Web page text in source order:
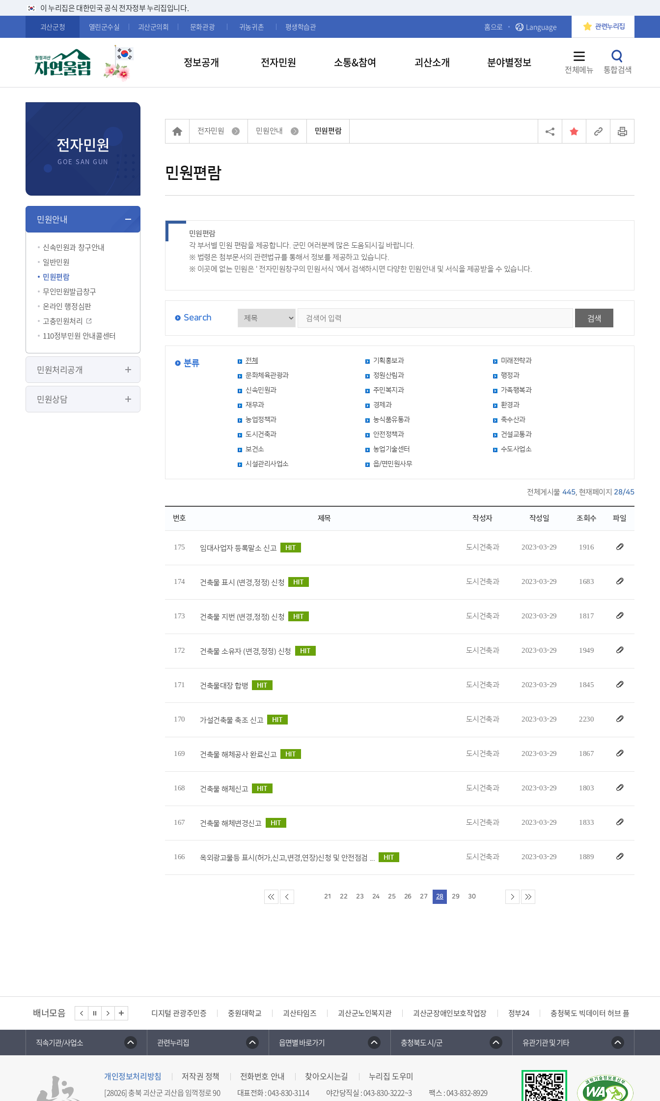
이 누리집은 대한민국 공식 전자정부 누리집입니다.
괴산군청 열린군수실 괴산군의회 문화관광 귀농귀촌 평생학습관 홈으로 Language 관련누리집
정보공개 전자민원 소통&참여 괴산소개 분야별정보 전체메뉴 통합검색
전자민원
민원안내
신속민원과 창구안내
일반민원
민원편람
무인민원발급창구
온라인 행정심판
고충민원처리
110정부민원 안내콜센터
민원처리공개
민원상담
민원편람
전자민원 민원안내 민원편람
민원편람
각 부서별 민원 편람을 제공합니다. 군민 여러분께 많은 도움되시길 바랍니다.
※ 법령은 첨부문서의 관련법규를 통해서 정보를 제공하고 있습니다.
※ 이곳에 없는 민원은 ' 전자민원창구의 민원서식 '에서 검색하시면 다양한 민원안내 및 서식을 제공받을 수 있습니다.
Search 검색
분류 전체 기획홍보과
미래전략과
문화체육관광과
정원산림과
행정과
신속민원과
주민복지과
가족행복과
재무과
경제과
환경과
농업정책과
농식품유통과
축수산과
도시건축과
안전정책과
건설교통과
보건소
농업기술센터
수도사업소
시설관리사업소
읍/면민원사무
전체게시물 445, 현재페이지 28/45
번호 제목 작성자 작성일 조회수 파일
175 임대사업자 등록말소 신고 도시건축과 2023-03-29 1916
174 건축물 표시 (변경,정정) 신청 도시건축과 2023-03-29 1683
173 건축물 지번 (변경,정정) 신청 도시건축과 2023-03-29 1817
172 건축물 소유자 (변경,정정) 신청 도시건축과 2023-03-29 1949
171 건축물대장 합병 도시건축과 2023-03-29 1845
170 가설건축물 축조 신고 도시건축과 2023-03-29 2230
169 건축물 해체공사 완료신고 도시건축과 2023-03-29 1867
168 건축물 해체신고 도시건축과 2023-03-29 1803
167 건축물 해체변경신고 도시건축과 2023-03-29 1833
166 옥외광고물등 표시(허가,신고,변경,연장)신청 및 안전점검 ... 도시건축과 2023-03-29 1889
21 22 23 24 25 26 27 28 29 30
배너모음 디지털 관광주민증 중원대학교 괴산타임즈 괴산군노인복지관 괴산군장애인보호작업장 정부24 충청북도 빅데이터 허브 플랫폼
직속기관/사업소 관련누리집 읍면별 바로가기 충청북도 시/군 유관기관 및 기타
개인정보처리방침 저작권 정책 전화번호 안내 찾아오시는길 누리집 도우미
[28026] 충북 괴산군 괴산읍 임꺽정로 90 대표전화:043-830-3114 야간당직실 :043-830-3222~3 팩스:043-832-8929